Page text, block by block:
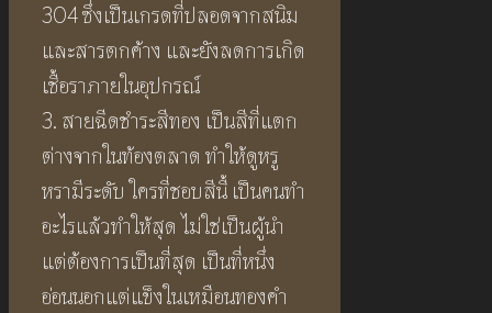
304 ซึ่งเป็นเกรดที่ปลอดจากสนิม
และสารตกค้าง และยังลดการเกิด
เชื้อราภายในอุปกรณ์
3. สายฉีดชำระสีทอง เป็นสีที่แตก
ต่างจากในท้องตลาด ทำให้ดูหรู
หรามีระดับ ใครที่ชอบสีนี้ เป็นคนทำ
อะไรแล้วทำให้สุด ไม่ใช่เป็นผู้นำ
แต่ต้องการเป็นที่สุด เป็นที่หนึ่ง
อ่อนนอกแต่แข็งในเหมือนทองคำ